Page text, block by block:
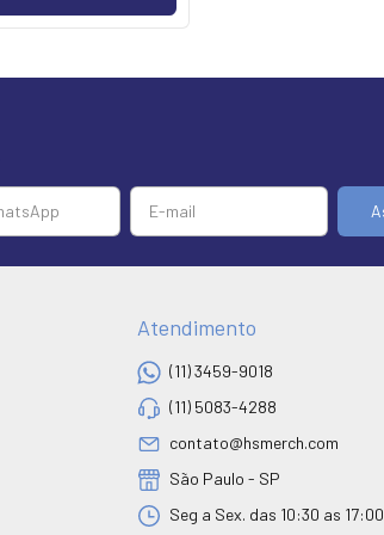
Atendimento
(11) 3459-9018
(11) 5083-4288
contato@hsmerch.com
São Paulo - SP
Seg a Sex. das 10:30 as 17:00